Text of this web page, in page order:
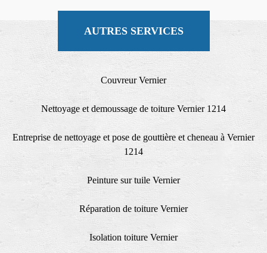
AUTRES SERVICES
Couvreur Vernier
Nettoyage et demoussage de toiture Vernier 1214
Entreprise de nettoyage et pose de gouttière et cheneau à Vernier
1214
Peinture sur tuile Vernier
Réparation de toiture Vernier
Isolation toiture Vernier